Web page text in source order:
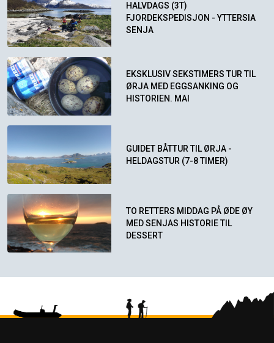
HALVDAGS (3T)
FJORDEKSPEDISJON - YTTERSIA
SENJA
EKSKLUSIV SEKSTIMERS TUR TIL
ØRJA MED EGGSANKING OG
HISTORIEN. MAI
GUIDET BÅTTUR TIL ØRJA -
HELDAGSTUR (7-8 TIMER)
TO RETTERS MIDDAG PÅ ØDE ØY
MED SENJAS HISTORIE TIL
DESSERT